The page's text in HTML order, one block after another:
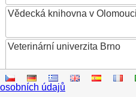
Vědecká knihovna v Olomouci
Veterinární univerzita Brno
VŠB – Technická univerzita
osobních údajů